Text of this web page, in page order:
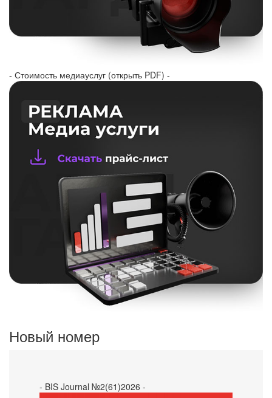
- Стоимость медиауслуг (открыть PDF) -
Новый номер
- BIS Journal №2(61)2026 -